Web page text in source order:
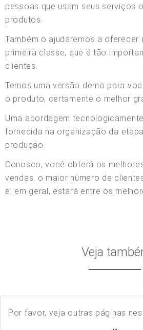
pessoas que usam seus serviços
produtos.
Também o ajudaremos a oferecer
primeira classe, que é tão
clientes.
Temos uma versão demo para
o produto, certamente o melhor
Uma abordagem
fornecida na organização da
produção.
Conosco, você obterá os
vendas, o maior número de
e, em geral, estará entre os
Veja
Por favor, veja outras páginas